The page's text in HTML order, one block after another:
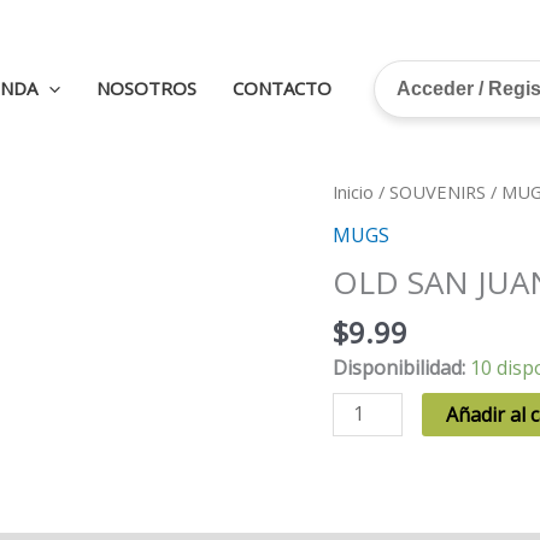
NOSOTROS CONTACTO Acceder /
Inicio / SOUVENIRS /
MUGS
OLD SAN
$9.99
Disponibilidad: 10
OLD
SAN
Añadir al